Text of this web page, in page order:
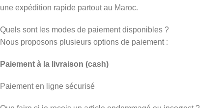
une expédition rapide partout au Maroc.
Quels sont les modes de paiement disponibles ?
Nous proposons plusieurs options de paiement :
Paiement à la livraison (cash)
Paiement en ligne sécurisé